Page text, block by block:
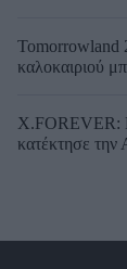
Tomorrowland
καλοκαιριού
X.FOREVER:
κατέκτησε την